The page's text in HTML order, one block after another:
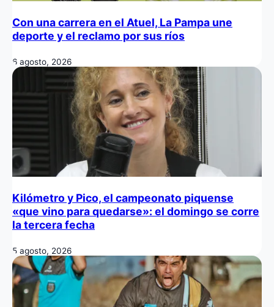
Con una carrera en el Atuel, La Pampa une
deporte y el reclamo por sus ríos
6 agosto, 2026
Kilómetro y Pico, el campeonato piquense
«que vino para quedarse»: el domingo se corre
la tercera fecha
5 agosto, 2026